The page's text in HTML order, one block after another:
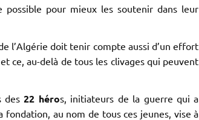
pour mieux les soutenir dans leur
l’Algérie doit tenir compte aussi d’un effort
ce, au-delà de tous les clivages qui peuvent
des22 héros, initiateurs de la guerre qui a
fondation, au nom de tous ces jeunes, vise à